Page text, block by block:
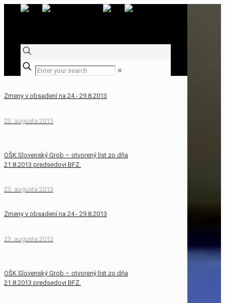
✕
Zmeny v obsadení na 24.- 29.8.2013
23. augusta 2013
OŠK Slovenský Grob – otvorený list zo dňa
21.8.2013 predsedovi BFZ.
23. augusta 2013
Zmeny v obsadení na 24.- 29.8.2013
23. augusta 2013
OŠK Slovenský Grob – otvorený list zo dňa
21.8.2013 predsedovi BFZ.